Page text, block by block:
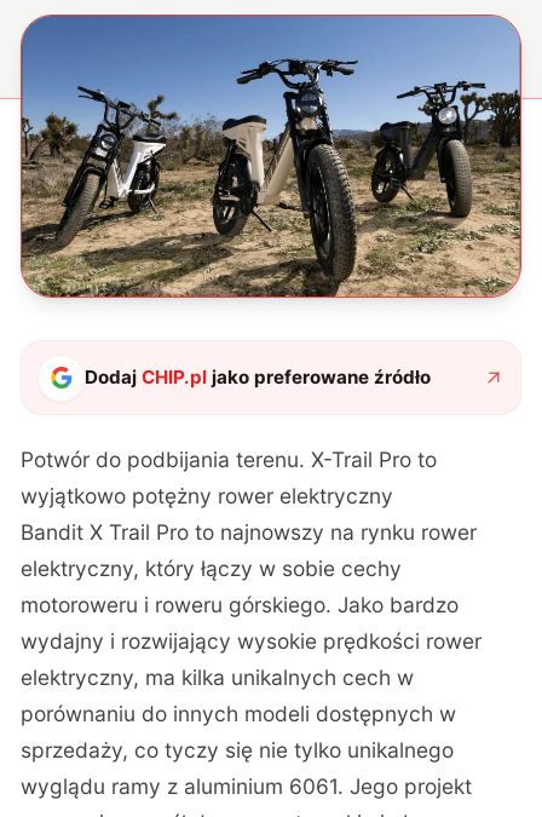
DodajCHIP.pl jako preferowane źródło
Potwór do podbijania terenu. X-Trail Pro to
wyjątkowo potężny rower elektryczny
Bandit X Trail Pro to najnowszy na rynku rower
elektryczny, który łączy w sobie cechy
motoroweru i roweru górskiego. Jako bardzo
wydajny i rozwijający wysokie prędkości rower
elektryczny, ma kilka unikalnych cech w
porównaniu do innych modeli dostępnych w
sprzedaży, co tyczy się nie tylko unikalnego
wyglądu ramy z aluminium 6061. Jego projekt